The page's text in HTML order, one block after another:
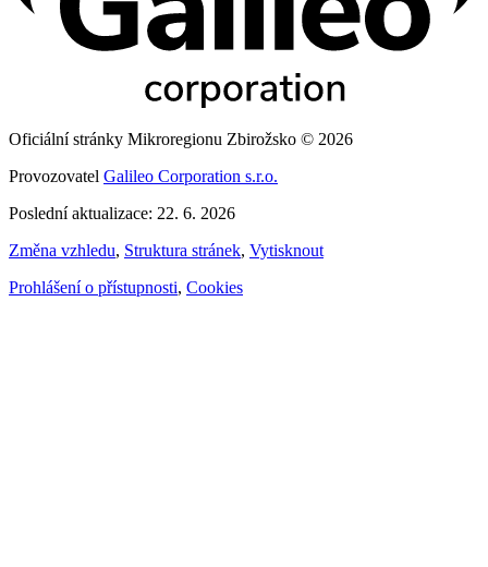
Oficiální stránky Mikroregionu Zbirožsko © 2026
Provozovatel Galileo Corporation s.r.o.
Poslední aktualizace: 22. 6. 2026
Změna vzhledu, Struktura stránek, Vytisknout
Prohlášení o přístupnosti, Cookies